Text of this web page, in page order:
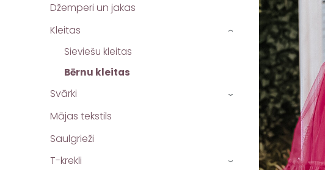
Džemperi un jakas
Kleitas
Sieviešu kleitas
Bērnu kleitas
›
Svārki ›
Mājas tekstils
Saulgrieži
T-krekli
›